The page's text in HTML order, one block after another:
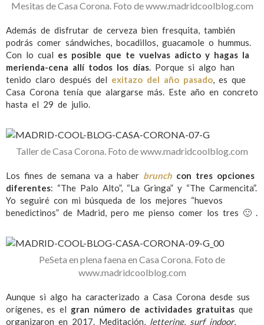
Mesitas de Casa Corona. Foto de www.madridcoolblog.com
Además de disfrutar de cerveza bien fresquita, también
podrás comer sándwiches, bocadillos, guacamole o hummus.
Con lo cual es posible que te vuelvas adicto y hagas la
merienda-cena allí todos los días. Porque si algo han
tenido claro después del exitazo del año pasado, es que
Casa Corona tenía que alargarse más. Este año en concreto
hasta el 29 de julio.
Taller de Casa Corona. Foto de www.madridcoolblog.com
Los fines de semana va a haber brunch con tres opciones
diferentes: “The Palo Alto”, “La Gringa” y “The Carmencita”.
Yo seguiré con mi búsqueda de los mejores “huevos
benedictinos” de Madrid, pero me pienso comer los tres 🙂 .
PeSeta en plena faena en Casa Corona. Foto de
www.madridcoolblog.com
Aunque si algo ha caracterizado a Casa Corona desde sus
orígenes, es el gran número de actividades gratuitas que
organizaron en 2017. Meditación, lettering, surf indoor,